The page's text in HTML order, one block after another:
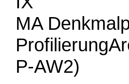
MA
P-AW2)